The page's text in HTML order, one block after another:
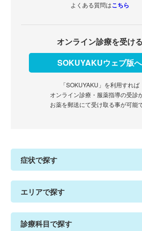
よくある質問はこちら
オンライン診療を受ける
SOKUYAKUウェブ版へ
「SOKUYAKU」を利用すれば
オンライン診療・服薬指導の受診
お薬を郵送にて受け取る事が可能
症状で探す
エリアで探す
診療科目で探す